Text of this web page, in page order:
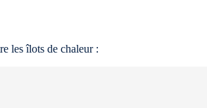
les îlots de chaleur :